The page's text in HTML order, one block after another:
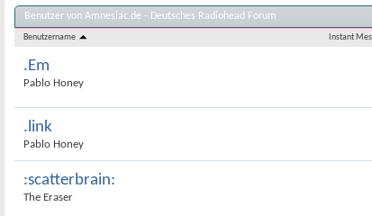
Benutzer von Amnesiac.de - Deutsches Radiohead Forum
Benutzername Instant
.Em
Pablo Honey
.link
Pablo Honey
:scatterbrain:
The Eraser